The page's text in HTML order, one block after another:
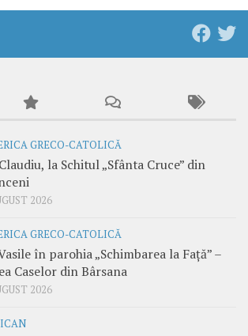
GRECO-CATOLICĂ
la Schitul „Sfânta Cruce” din
2026
GRECO-CATOLICĂ
în parohia „Schimbarea la Față” –
Caselor din Bârsana
2026